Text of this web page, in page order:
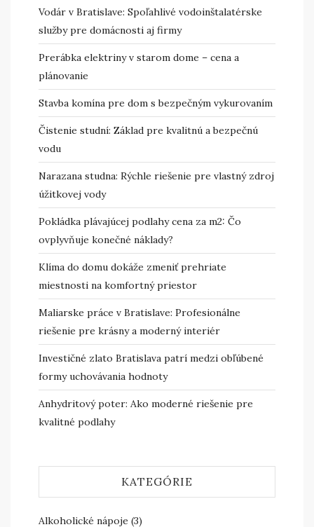
Vodár v Bratislave: Spoľahlivé vodoinštalatérske
služby pre domácnosti aj firmy
Prerábka elektriny v starom dome – cena a
plánovanie
Stavba komína pre dom s bezpečným vykurovaním
Čistenie studní: Základ pre kvalitnú a bezpečnú
vodu
Narazana studna: Rýchle riešenie pre vlastný zdroj
úžitkovej vody
Pokládka plávajúcej podlahy cena za m2: Čo
ovplyvňuje konečné náklady?
Klíma do domu dokáže zmeniť prehriate
miestnosti na komfortný priestor
Maliarske práce v Bratislave: Profesionálne
riešenie pre krásny a moderný interiér
Investičné zlato Bratislava patrí medzi obľúbené
formy uchovávania hodnoty
Anhydritový poter: Ako moderné riešenie pre
kvalitné podlahy
KATEGÓRIE
Alkoholické nápoje (3)